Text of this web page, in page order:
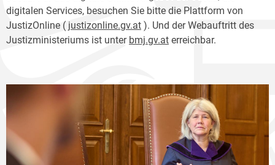
digitalen Services, besuchen Sie bitte die Plattform von
JustizOnline ( justizonline.gv.at ). Und der Webauftritt des
Justizministeriums ist unter bmj.gv.at erreichbar.